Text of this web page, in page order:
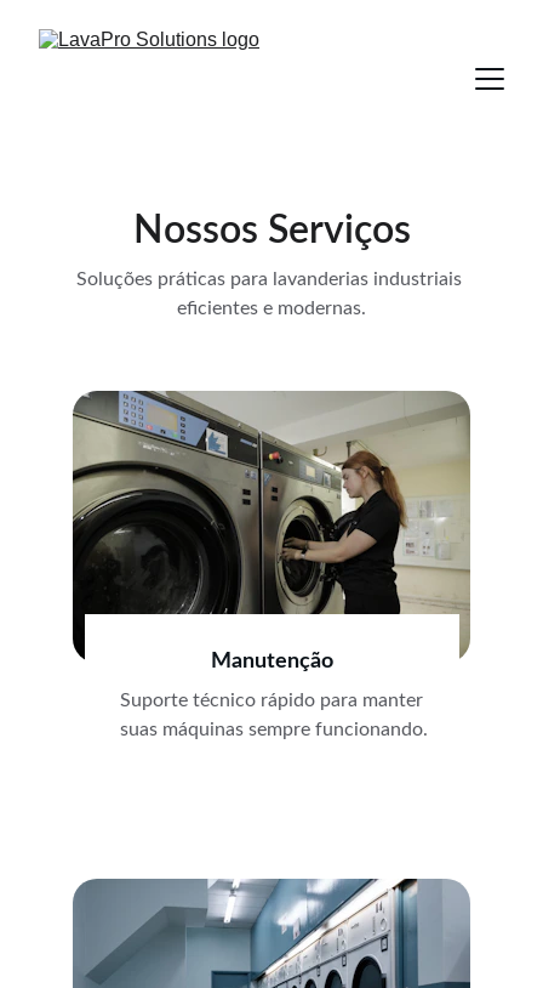
Nossos Serviços
Soluções práticas para lavanderias industriais
eficientes e modernas.
Manutenção
Suporte técnico rápido para manter
suas máquinas sempre funcionando.